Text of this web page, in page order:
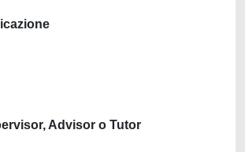
Advisor o Tutor